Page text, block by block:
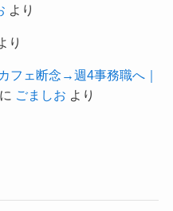
より
り
フェ断念→週4事務職へ｜
ごましお より